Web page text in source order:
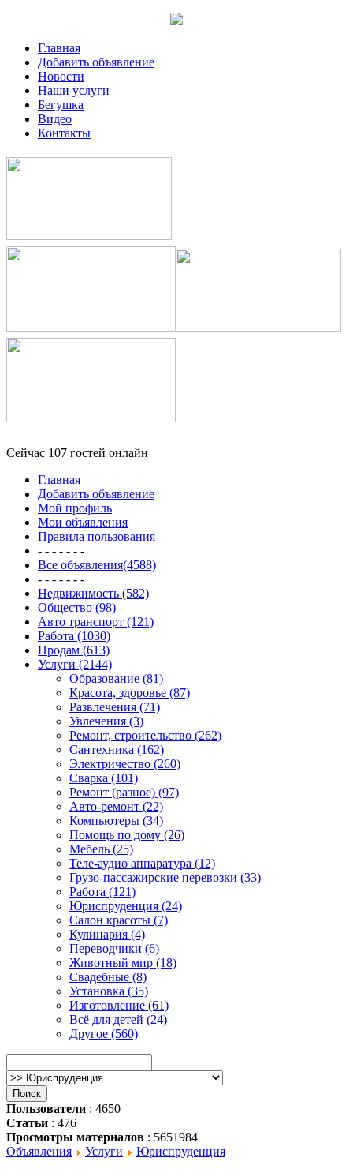
Главная
Добавить объявление
Новости
Наши услуги
Бегушка
Видео
Контакты
Сейчас 107 гостей онлайн
Главная
Добавить объявление
Мой профиль
Мои объявления
Правила пользования
- - - - - - -
Все объявления(4588)
- - - - - - -
Недвижимость (582)
Общество (98)
Авто транспорт (121)
Работа (1030)
Продам (613)
Услуги (2144)
Образование (81)
Красота, здоровье (87)
Развлечения (71)
Увлечения (3)
Ремонт, строительство (262)
Сантехника (162)
Электричество (260)
Сварка (101)
Ремонт (разное) (97)
Авто-ремонт (22)
Компьютеры (34)
Помощь по дому (26)
Мебель (25)
Теле-аудио аппаратура (12)
Грузо-пассажирские перевозки (33)
Работа (121)
Юриспруденция (24)
Салон красоты (7)
Кулинария (4)
Переводчики (6)
Животный мир (18)
Свадебные (8)
Установка (35)
Изготовление (61)
Всё для детей (24)
Другое (560)
Пользователи : 4650
Статьи : 476
Просмотры материалов : 5651984
Объявления
Услуги Юриспруденция